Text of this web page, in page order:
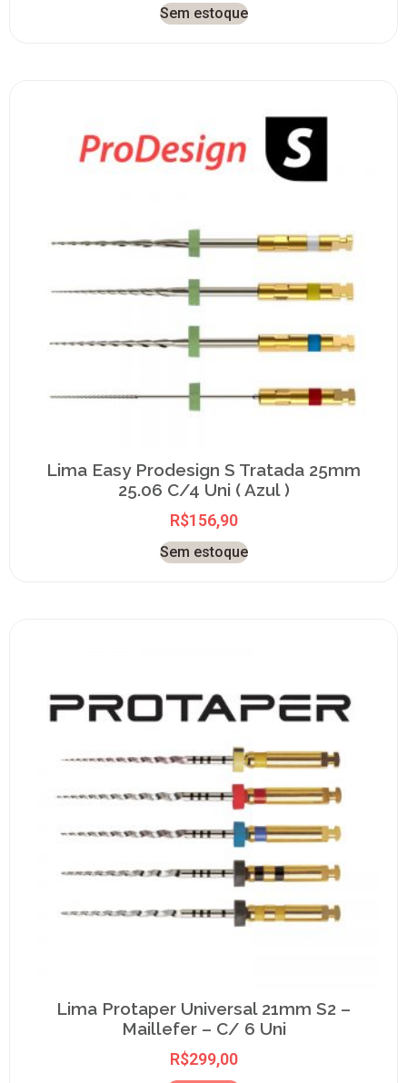
Sem estoque
Lima Easy Prodesign S Tratada 25mm
25.06 C/4 Uni ( Azul )
R$156,90
Sem estoque
Lima Protaper Universal 21mm S2 –
Maillefer – C/ 6 Uni
R$299,00